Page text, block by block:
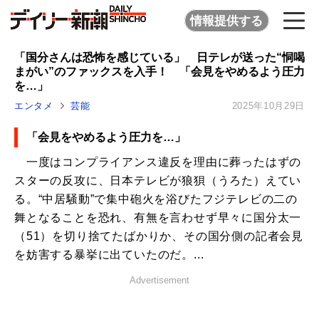
情報提供する
「国分さんは恐怖を感じている」 日テレが送った“恫喝
まがい”のファックスを入手！ 「会見をやめるよう圧力
を…」
エンタメ 芸能 2025年10月29日
「会見をやめるよう圧力を…」
一度はコンプライアンス違反を理由に葬ったはずの
スターの反攻に、日本テレビが狼狽（うろた）えてい
る。“中居騒動”で集中砲火を浴びたフジテレビの二の
舞となることを恐れ、有無を言わせず早々に国分太一
（51）を切り捨てたばかりか、その国分側の記者会見
を妨害する暴挙に出ていたのだ。...
Advertisement